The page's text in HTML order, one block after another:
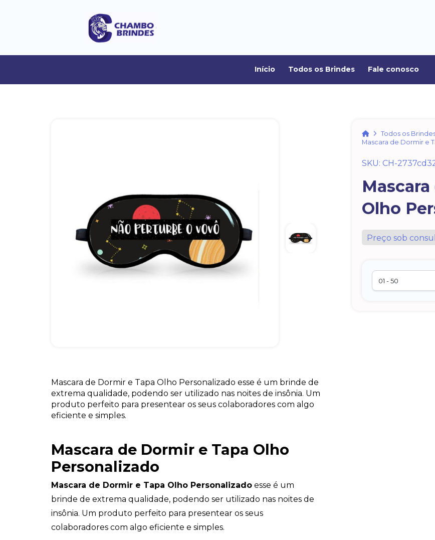
Início Todos os Brindes Fale conosco
HomeTodos os
Mascara de Dormir e
SKU: CH-
Olho
Preço sob
Mascara de Dormir e Tapa Olho Personalizado esse é um brinde de
extrema qualidade, podendo ser utilizado nas noites de insônia. Um
produto perfeito para presentear os seus colaboradores com algo
eficiente e simples.
Mascara de Dormir e Tapa Olho
Personalizado
Mascara de Dormir e Tapa Olho Personalizado esse é um
brinde de extrema qualidade, podendo ser utilizado nas noites de
insônia. Um produto perfeito para presentear os seus
colaboradores com algo eficiente e simples.